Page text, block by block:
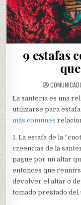
9 estafas
La santería es una
utilizarse para
más comunes
1. La estafa de la
creencias de la
pague por un altar
entonces que
devolver el altar o
tomado prestado del